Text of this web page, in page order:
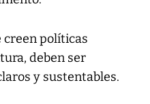
creen políticas
deben ser
y sustentables.